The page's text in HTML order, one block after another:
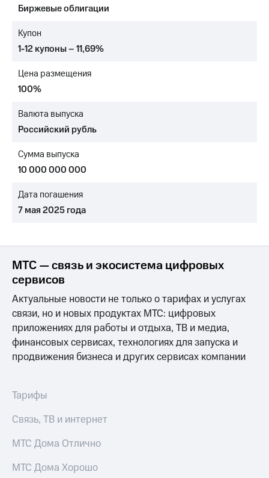
Достижения
Интервью
отчетность
Контакты
Новости
в
и акционерам
Корпоративное
Корпоративный
секретарь
Раскрытие
информации
Информация
акционерам
Документы
ПАО
"МТС"
Собрания
акционеров
капитал
и
Рынок
Биржевые облигации
Купон
1-12 купоны – 11,69%
Цена размещения
100%
Валюта выпуска
Российский рубль
Сумма выпуска
10 000 000 000
Дата погашения
7 мая 2025 года
МТС — связь и экосистема цифровых
сервисов
Актуальные новости не только о тарифах и услугах
связи, но и новых продуктах МТС: цифровых
приложениях для работы и отдыха, ТВ и медиа,
финансовых сервисах, технологиях для запуска и
продвижения бизнеса и других сервисах компании
Тарифы
Связь, ТВ и интернет
МТС Дома Отлично
МТС Дома Хорошо